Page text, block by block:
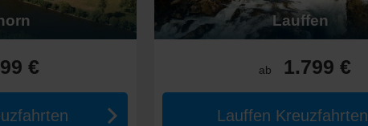
idyllischer Weinorte.
des Flusses liegen.
den Charme dieser einzigartigen Region!
€
Lauffen
ab 1.799 €
Lauffen Kreuzfahrten